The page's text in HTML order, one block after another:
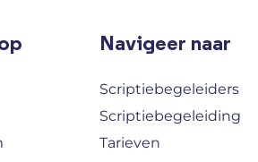
Navigeer naar
Scriptiebegeleiders
Scriptiebegeleiding
Tarieven